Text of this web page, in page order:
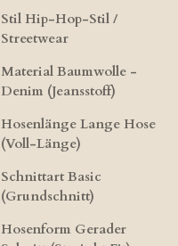
Stil​ Hip-Hop-Stil /
Streetwear
Material Baumwolle -
Denim (Jeansstoff)
Hosenlänge​ Lange Hose
(Voll-Länge)
Schnittart​ Basic
(Grundschnitt)
Hosenform​ Gerader